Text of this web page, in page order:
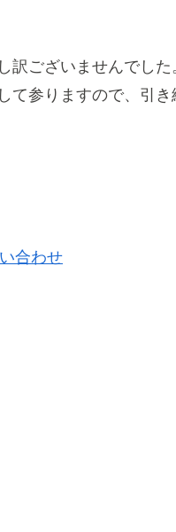
訳ございませんでし
て参りますので、引き
合わせ